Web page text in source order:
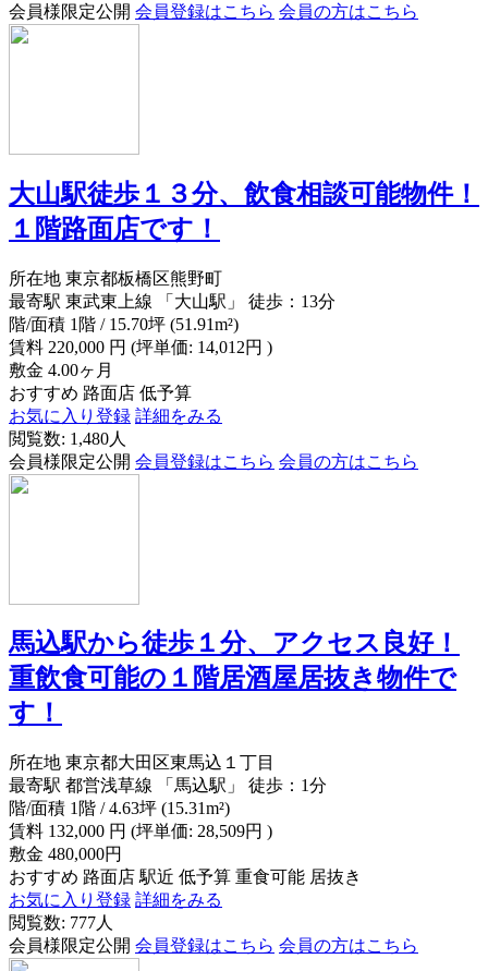
会員様限定公開 会員登録はこちら 会員の方はこちら
大山駅徒歩１３分、飲食相談可能物件！
１階路面店です！
所在地 東京都板橋区熊野町
最寄駅 東武東上線 「大山駅」 徒歩：13分
階/面積 1階 / 15.70坪 (51.91m²)
賃料 220,000 円 (坪単価: 14,012円 )
敷金 4.00ヶ月
おすすめ 路面店 低予算
お気に入り登録 詳細をみる
閲覧数: 1,480人
会員様限定公開 会員登録はこちら 会員の方はこちら
馬込駅から徒歩１分、アクセス良好！
重飲食可能の１階居酒屋居抜き物件で
す！
所在地 東京都大田区東馬込１丁目
最寄駅 都営浅草線 「馬込駅」 徒歩：1分
階/面積 1階 / 4.63坪 (15.31m²)
賃料 132,000 円 (坪単価: 28,509円 )
敷金 480,000円
おすすめ 路面店 駅近 低予算 重食可能 居抜き
お気に入り登録 詳細をみる
閲覧数: 777人
会員様限定公開 会員登録はこちら 会員の方はこちら